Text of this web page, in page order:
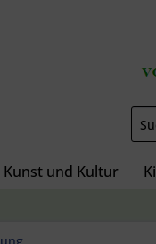
Kunst und Kultur